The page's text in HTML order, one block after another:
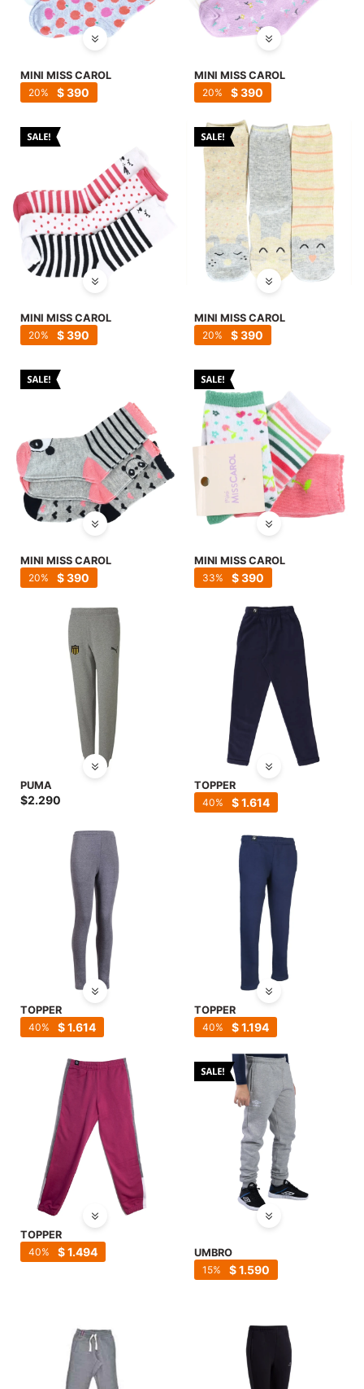
MINI MISS CAROL
$390
20
MINI MISS CAROL
$390
20
MINI MISS CAROL
$390
20
MINI MISS CAROL
$390
20
MINI MISS CAROL
$390
20
MINI MISS CAROL
$390
33
PUMA
$2.290
TOPPER
$1.614
40
TOPPER
$1.614
40
TOPPER
$1.194
40
TOPPER
$1.494
40 UMBRO
$1.590
15